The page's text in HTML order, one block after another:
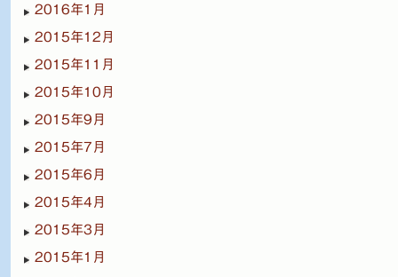
2016年1月
2015年12月
2015年11月
2015年10月
2015年9月
2015年7月
2015年6月
2015年4月
2015年3月
2015年1月